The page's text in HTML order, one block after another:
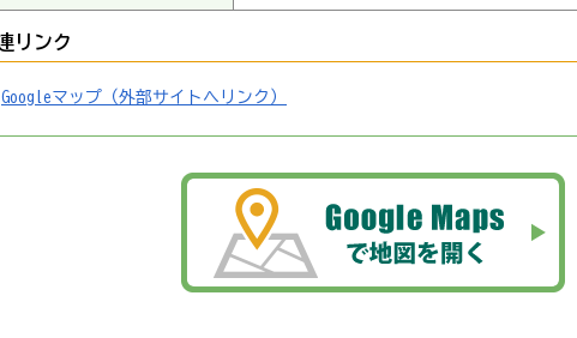
リンク
Googleマップ（外部サイトへリンク）